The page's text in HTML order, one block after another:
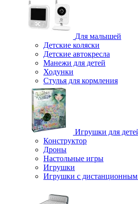
Для малышей
Детские коляски
Детские автокресла
Манежи для детей
Ходунки
Стулья для кормления
Игрушки для
Конструктор
Дроны
Настольные игры
Игрушки
Игрушки c дистанционным